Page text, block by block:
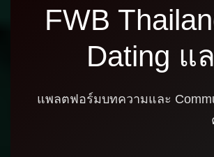
FWB
Dating แ
แพลตฟอร์มบทความและ